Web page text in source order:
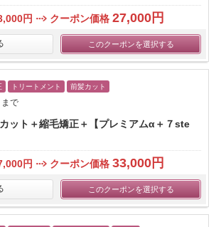
円 クーポン価格 27,000円
このクーポンを選択する
トリートメント 前髪カット
で
ット＋縮毛矯正＋【プレミアムα＋７ste
円 クーポン価格 33,000円
このクーポンを選択する